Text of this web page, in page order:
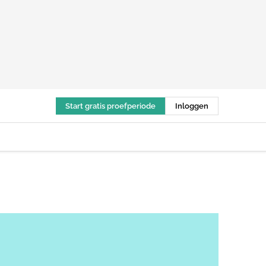
Start gratis proefperiode Inloggen